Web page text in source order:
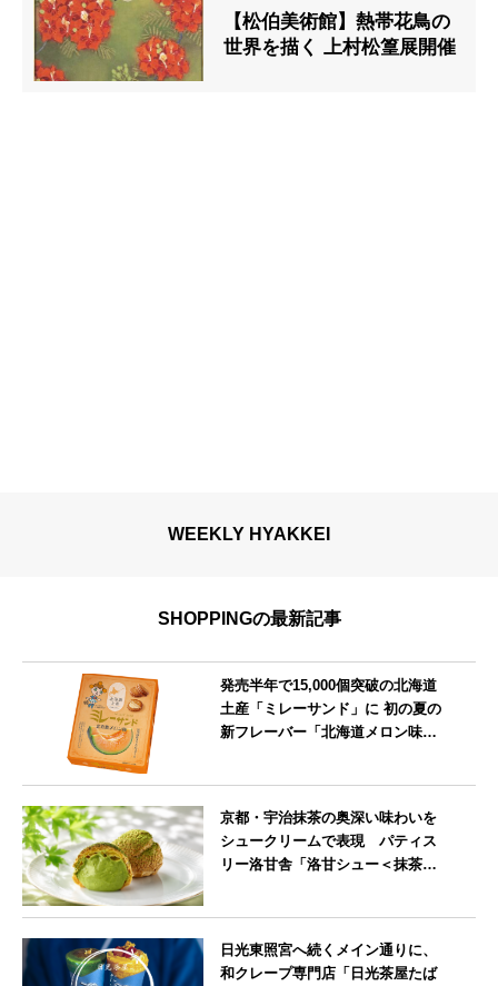
【松伯美術館】熱帯花鳥の
世界を描く 上村松篁展開催
WEEKLY HYAKKEI
SHOPPINGの最新記事
発売半年で15,000個突破の北海道
土産「ミレーサンド」に 初の夏の
新フレーバー「北海道メロン味」
京都・宇治抹茶の奥深い味わいを
シュークリームで表現 パティス
リー洛甘舎「洛甘シュー＜抹茶
日光東照宮へ続くメイン通りに、
和クレープ専門店「日光茶屋たば